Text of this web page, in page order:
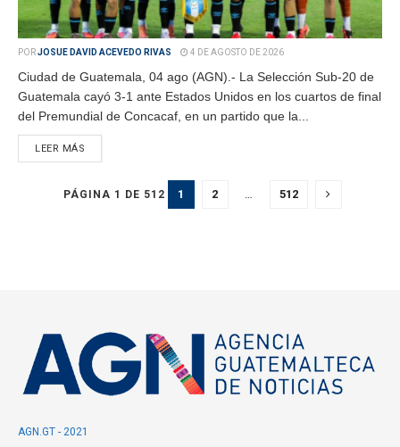
PORJOSUE DAVID ACEVEDO RIVAS 4 DE AGOSTO DE 2026
Ciudad de Guatemala, 04 ago (AGN).- La Selección Sub-20 de
Guatemala cayó 3-1 ante Estados Unidos en los cuartos de final
del Premundial de Concacaf, en un partido que la...
LEER MÁS
PÁGINA 1 DE 512 1 2 … 512
AGN.GT - 2021